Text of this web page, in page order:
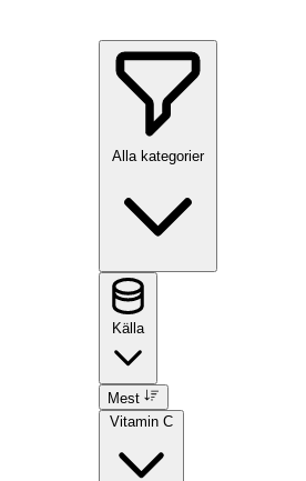
Alla kategorier
Källa
Mest
Vitamin C